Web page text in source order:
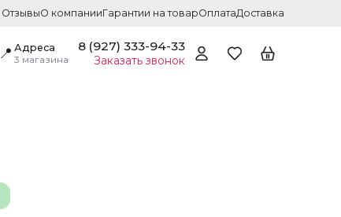
ОтзывыО компанииГарантии на товарОплатаДоставка
📍 Адреса
3 магазина
8 (927) 333-94-33
Заказать звонок